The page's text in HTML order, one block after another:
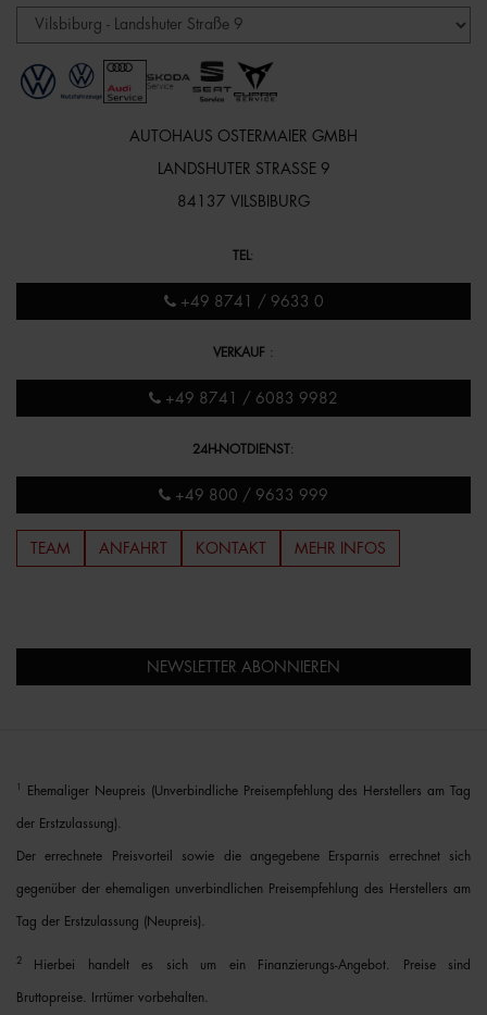
AUTOHAUS OSTERMAIER GMBH
LANDSHUTER STRASSE 9
84137 VILSBIBURG
TEL :
+49 8741 / 9633 0
VERKAUF :
+49 8741 / 6083 9982
24H-NOTDIENST:
+49 800 / 9633 999
TEAM ANFAHRT KONTAKT MEHR INFOS
NEWSLETTER ABONNIEREN
Ehemaliger Neupreis (Unverbindliche Preisempfehlung des Herstellers am Tag
der Erstzulassung).
Der errechnete Preisvorteil sowie die angegebene Ersparnis errechnet sich
gegenüber der ehemaligen unverbindlichen Preisempfehlung des Herstellers am
Tag der Erstzulassung (Neupreis).
2 Hierbei handelt es sich um ein Finanzierungs-Angebot. Preise sind
Bruttopreise. Irrtümer vorbehalten.